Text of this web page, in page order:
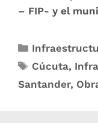
– FIP- y el
Cúcuta,
Santander,